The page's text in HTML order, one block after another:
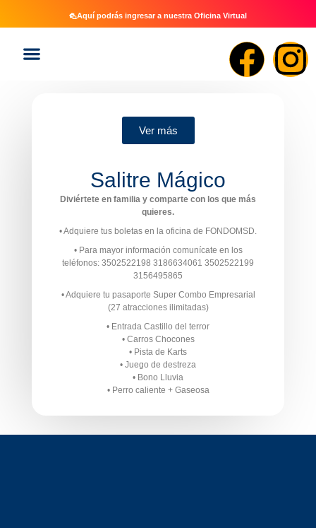
Aquí podrás ingresar a nuestra Oficina Virtual
Ver más
Salitre Mágico
Diviértete en familia y comparte con los que más
quieres.
• Adquiere tus boletas en la oficina de FONDOMSD.
• Para mayor información comunícate en los
teléfonos: 3502522198 3186634061 3502522199
3156495865
• Adquiere tu pasaporte Super Combo Empresarial
(27 atracciones ilimitadas)
• Entrada Castillo del terror
• Carros Chocones
• Pista de Karts
• Juego de destreza
• Bono Lluvia
• Perro caliente + Gaseosa